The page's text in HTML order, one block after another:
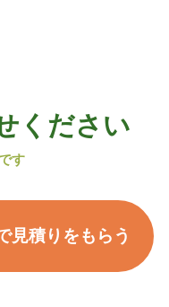
ください
す
見積りをもらう